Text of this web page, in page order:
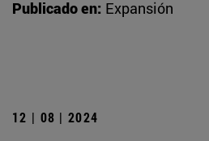
Publicado en: Expansión
12 | 08 | 2024